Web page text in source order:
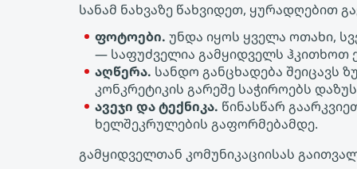
სანამ ნახვაზე წახვიდეთ, ყურადღებით
ფოტოები. უნდა იყოს ყველა ოთახი,
— საფუძველია გამყიდველს ჰკითხოთ
აღწერა. სანდო განცხადება
კონკრეტიკის გარეშე საჭიროებს
ავეჯი და ტექნიკა. წინასწარ
ხელშეკრულების გაფორმებამდე.
გამყიდველთან კომუნიკაციისას